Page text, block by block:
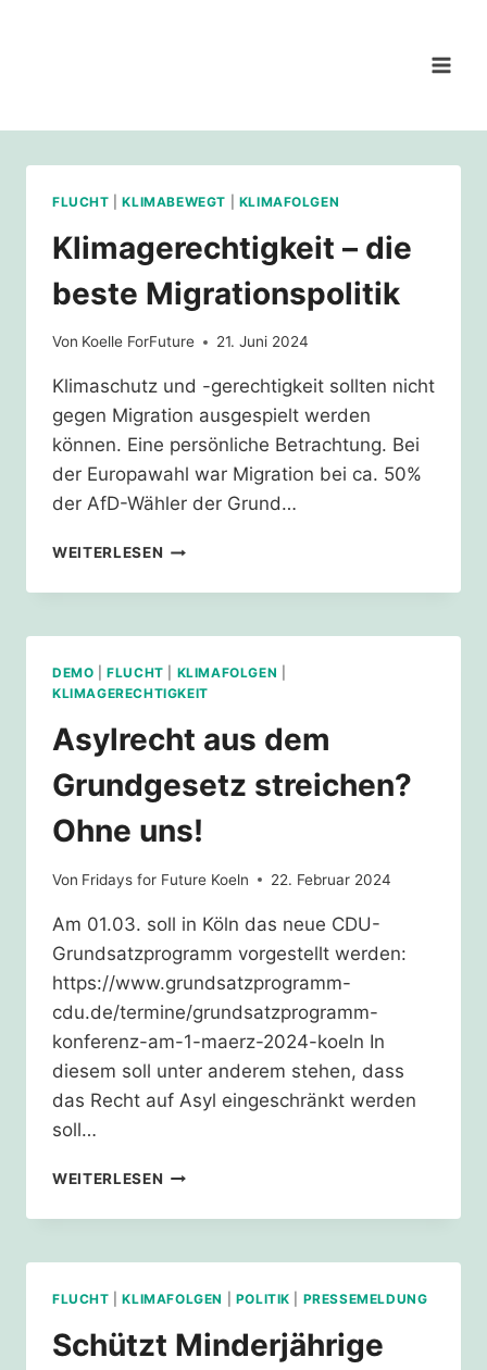
FLUCHT |KLIMABEWEGT KLIMAFOLGEN
Klimagerechtigkeit – die
beste Migrationspolitik
Von Koelle ForFuture 21. Juni 2024
Klimaschutz und -gerechtigkeit sollten nicht
gegen Migration ausgespielt werden
können. Eine persönliche Betrachtung. Bei
der Europawahl war Migration bei ca. 50%
der AfD-Wähler der Grund…
WEITERLESEN KLIMAGERECHTIGKEIT
DIE
MIGRATIONSPOLITIK
DEMO |FLUCHT KLIMAFOLGEN
KLIMAGERECHTIGKEIT
Asylrecht aus dem
Grundgesetz streichen?
Ohne uns!
Von Fridays for Future Koeln 22. Februar 2024
Am 01.03. soll in Köln das neue CDU-
Grundsatzprogramm vorgestellt werden:
https://www.grundsatzprogramm-
cdu.de/termine/grundsatzprogramm-
konferenz-am-1-maerz-2024-koeln In
diesem soll unter anderem stehen, dass
das Recht auf Asyl eingeschränkt werden
soll…
WEITERLESEN ASYLRECHT
DEM
STREICHEN?
FLUCHT |KLIMAFOLGEN POLITIK PRESSEMELDUNG
Schützt Minderjährige